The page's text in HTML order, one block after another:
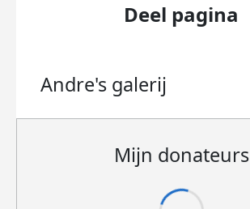
Deel pagina
Andre's galerij
Mijn donateurs